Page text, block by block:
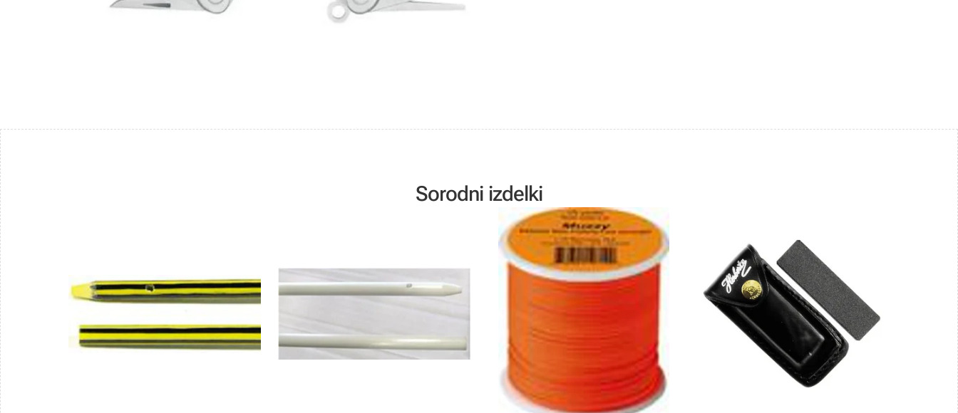
Sorodni izdelki